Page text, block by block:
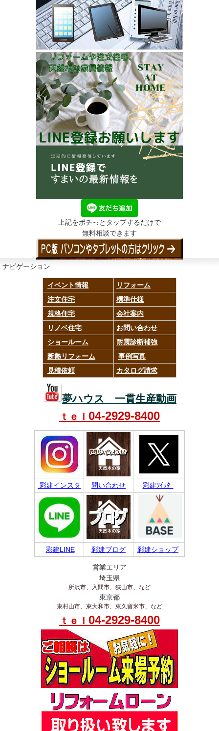
上記をポチっとタップするだけで
無料相談できます
ナビゲーション
イベント情報
リフォーム
注文住宅
標準仕様
規格住宅
会社案内
リノベ住宅
お問い合わせ
ショールーム
耐震診断補強
断熱リフォーム
事例写真
見積依頼
カタログ請求
夢ハウス 一貫生産動画
ｔｅｌ 04-2929-8400
彩建インスタ 問い合わせ 彩建ﾂｲｯﾀｰ
彩建LINE 彩建ブログ 彩建ショップ
営業エリア
埼玉県
所沢市、入間市、狭山市、など
東京都
東村山市、東大和市、東久留米市、など
ｔｅｌ 04-2929-8400